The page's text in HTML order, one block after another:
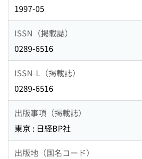
1997-05
ISSN（掲載誌）
0289-6516
ISSN-L（掲載誌）
0289-6516
出版事項（掲載誌）
東京 : 日経BP社
出版地（国名コード）